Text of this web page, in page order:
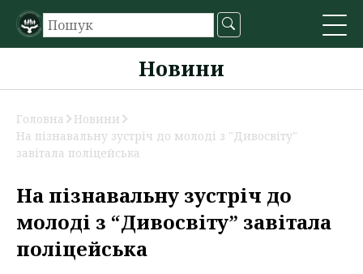
Новини
Головна
Новини
На пізнавальну зустріч до молоді з "Дивосвіту"
завітала поліцейська
На пізнавальну зустріч до
молоді з “Дивосвіту” завітала
поліцейська